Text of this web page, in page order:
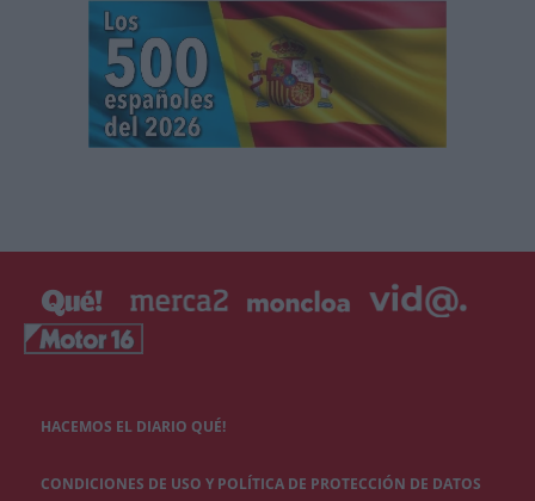
HACEMOS EL DIARIO QUÉ!
CONDICIONES DE USO Y POLÍTICA DE PROTECCIÓN DE DATOS